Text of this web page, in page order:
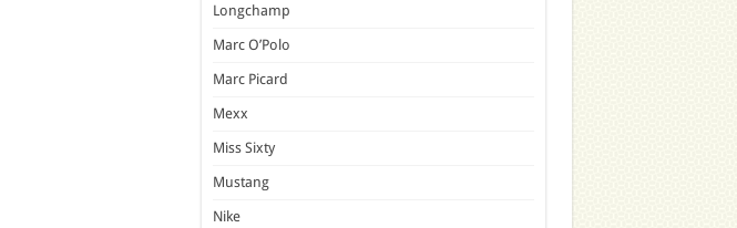
Longchamp
Marc O’Polo
Marc Picard
Mexx
Miss Sixty
Mustang
Nike